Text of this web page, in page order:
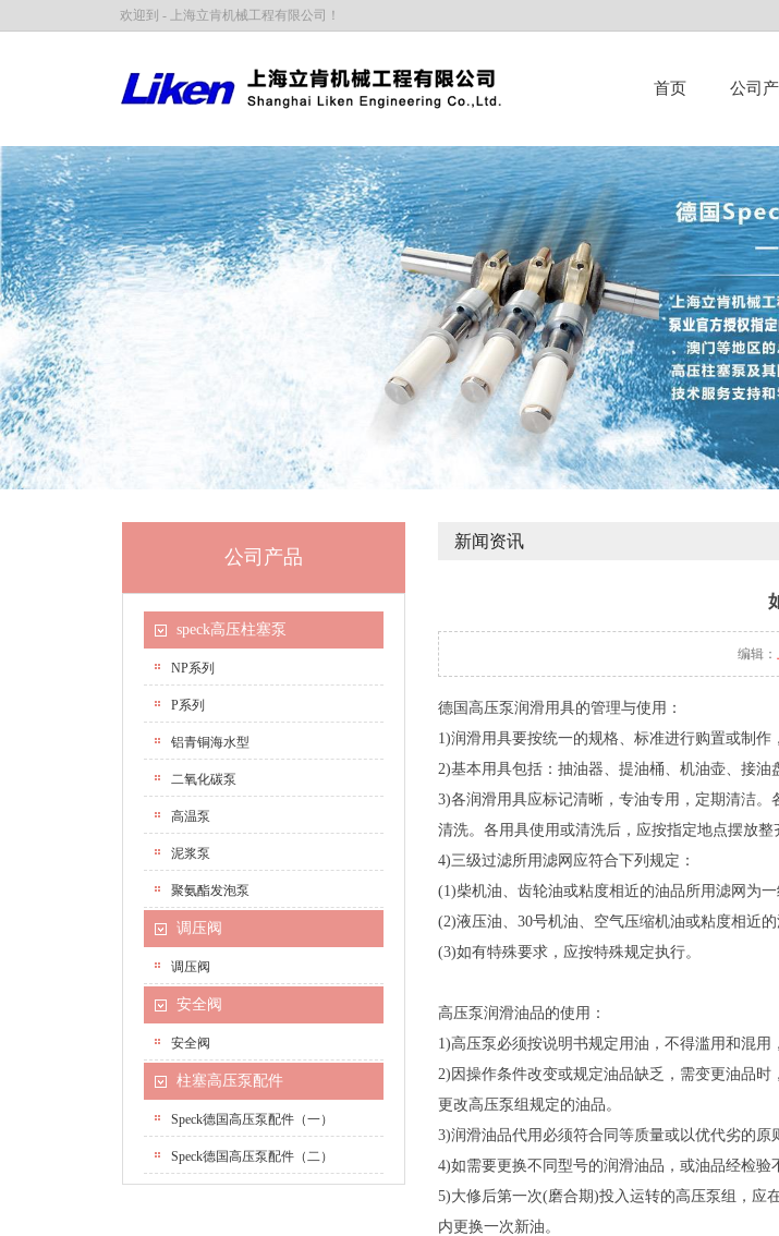
欢迎到 - 上海立肯机械工程有限公司！
首页 公司
公司产品
speck高压柱塞泵
NP系列
P系列
铝青铜海水型
二氧化碳泵
高温泵
泥浆泵
聚氨酯发泡泵
调压阀
调压阀
安全阀
安全阀
柱塞高压泵配件
Speck德国高压泵配件（一）
Speck德国高压泵配件（二）
新闻资讯
编辑：
德国高压泵润滑用具的管理与使用：
1)润滑用具要按统一的规格、标准进行购置或制作
2)基本用具包括：抽油器、提油桶、机油壶、接油
3)各润滑用具应标记清晰，专油专用，定期清洁
清洗。各用具使用或清洗后，应按指定地点摆放整
4)三级过滤所用滤网应符合下列规定：
(1)柴机油、齿轮油或粘度相近的油品所用滤网为一
(2)液压油、30号机油、空气压缩机油或粘度相近
(3)如有特殊要求，应按特殊规定执行。
高压泵润滑油品的使用：
1)高压泵必须按说明书规定用油，不得滥用和混用
2)因操作条件改变或规定油品缺乏，需变更油品
更改高压泵组规定的油品。
3)润滑油品代用必须符合同等质量或以优代劣的原
4)如需要更换不同型号的润滑油品，或油品经检验
5)大修后第一次(磨合期)投入运转的高压泵组，应
内更换一次新油。